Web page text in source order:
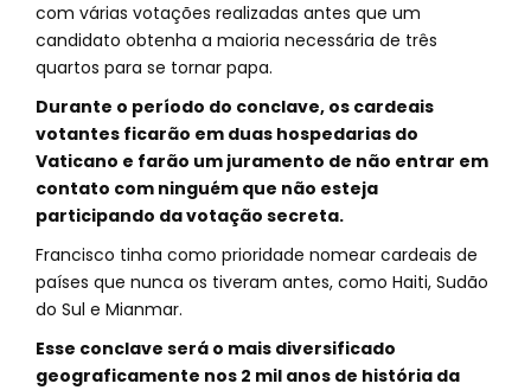
com várias votações realizadas antes que um
candidato obtenha a maioria necessária de três
quartos para se tornar papa.
Durante o período do conclave, os cardeais
votantes ficarão em duas hospedarias do
Vaticano e farão um juramento de não entrar em
contato com ninguém que não esteja
participando da votação secreta.
Francisco tinha como prioridade nomear cardeais de
países que nunca os tiveram antes, como Haiti, Sudão
do Sul e Mianmar.
Esse conclave será o mais diversificado
geograficamente nos 2 mil anos de história da